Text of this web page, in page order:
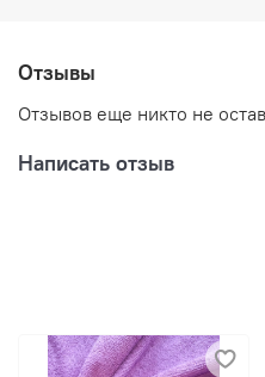
Отзывы
Отзывов еще никто не
Написать отзыв